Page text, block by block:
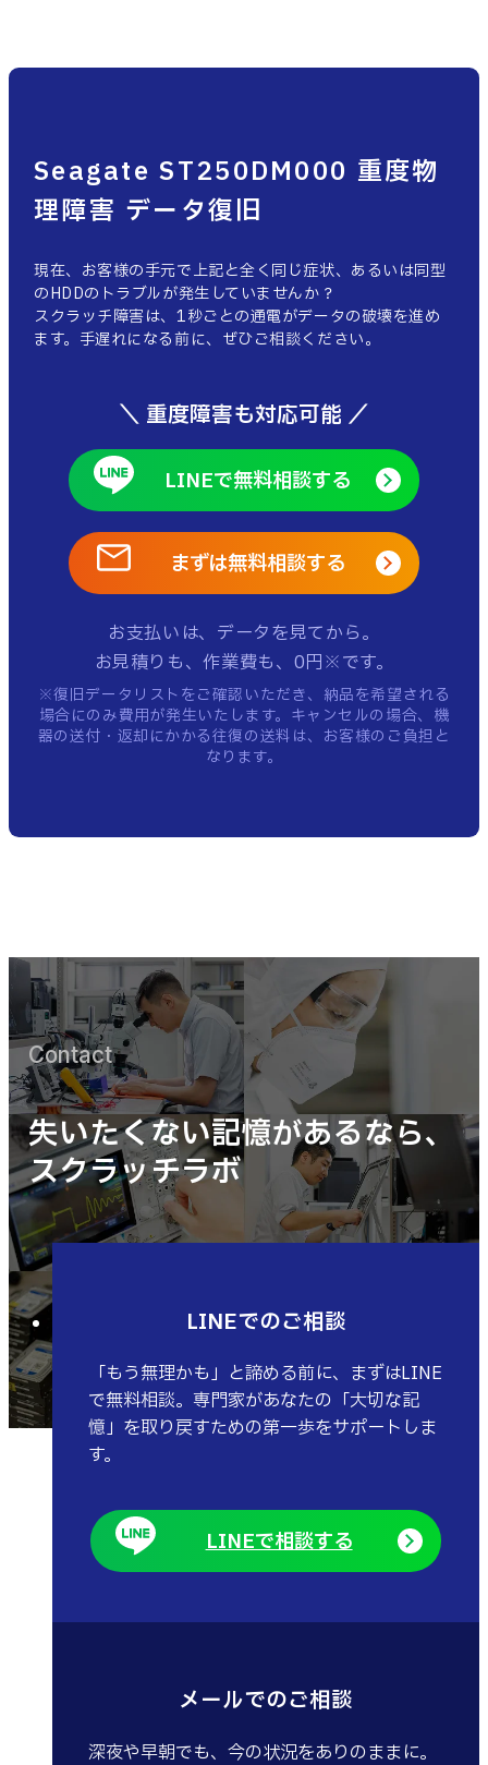
Seagate ST250DM000 重度物
理障害 データ復旧
現在、お客様の手元で上記と全く同じ症状、あるいは同型
のHDDのトラブルが発生していませんか？
スクラッチ障害は、1秒ごとの通電がデータの破壊を進め
ます。手遅れになる前に、ぜひご相談ください。
＼ 重度障害も対応可能 ／
LINEで無料相談する
まずは無料相談する
お支払いは、データを見てから。
お見積りも、作業費も、0円※です。
※復旧データリストをご確認いただき、納品を希望される
場合にのみ費用が発生いたします。 キャンセルの場合、機
器の送付・返却にかかる往復の送料は、お客様のご負担と
なります。
失いたくない記憶があるなら、
スクラッチラボ
Contact
LINEでのご相談
「もう無理かも」と諦める前に、まずはLINE
で無料相談。専門家があなたの「大切な記
憶」を取り戻すための第一歩をサポートしま
す。
LINEで相談する
メールでのご相談
深夜や早朝でも、今の状況をありのままに。